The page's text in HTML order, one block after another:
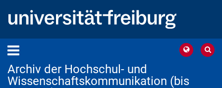
Archiv der Hochschul- und
Wissenschaftskommunikation (bis